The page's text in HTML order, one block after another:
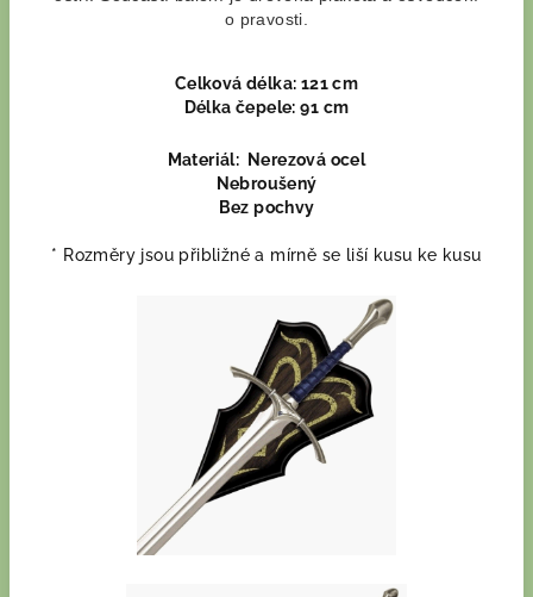
o pravosti.
Celková délka: 121 cm
Délka čepele: 91 cm
Materiál: Nerezová ocel
Nebroušený
Bez pochvy
* Rozměry jsou přibližné a mírně se liší kusu ke kusu